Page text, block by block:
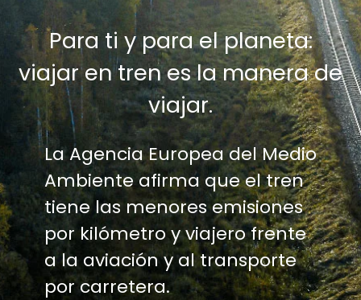
Para ti y para el planeta:
viajar en tren es la manera de
viajar.
La Agencia Europea del Medio
Ambiente afirma que el tren
tiene las menores emisiones
por kilómetro y viajero frente
a la aviación y al transporte
por carretera.